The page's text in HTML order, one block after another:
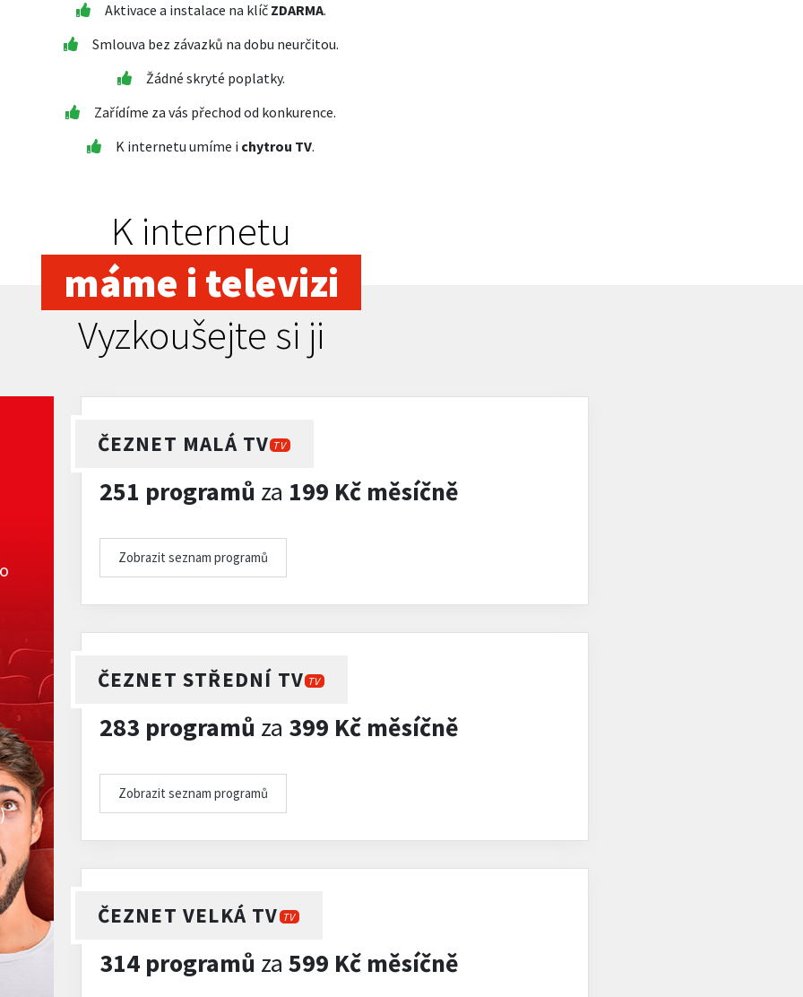
Aktivace a instalace na klíč ZDARMA.
Smlouva bez závazků na dobu neurčitou.
Žádné skryté poplatky.
Zařídíme za vás přechod od konkurence.
K internetu umíme i chytrou TV.
K internetu
máme i televizi
Vyzkoušejte si ji
ČEZNET MALÁ TV TV
251 programů za 199 Kč měsíčně
Zobrazit seznam programů
ČEZNET STŘEDNÍ TV TV
283 programů za 399 Kč měsíčně
Zobrazit seznam programů
ČEZNET VELKÁ TV TV
314 programů za 599 Kč měsíčně